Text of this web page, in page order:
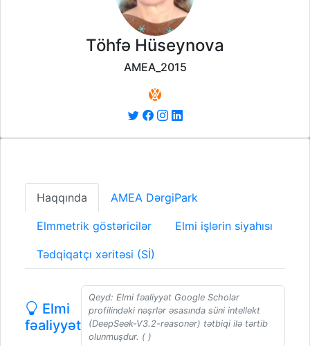
Töhfə Hüseynova
AMEA_2015
Haqqında AMEA DərgiPark
Elmmetrik göstəricilər Elmi işlərin siyahısı
Tədqiqatçı xəritəsi (Sİ)
Elmi
fəaliyyət
Qeyd: Elmi fəaliyyət Google Scholar
profilindəki nəşrlər əsasında süni intellekt
(DeepSeek-V3.2-reasoner) tətbiqi ilə tərtib
olunmuşdur. ( )